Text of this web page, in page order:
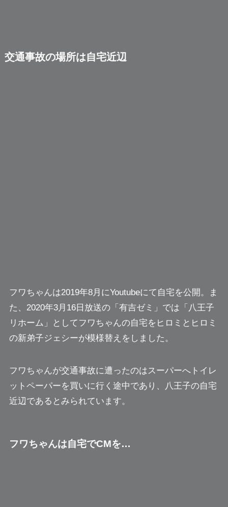
交通事故の場所は自宅近辺
フワちゃんは2019年8月にYoutubeにて自宅を公開。ま
た、2020年3月16日放送の「有吉ゼミ」では 「八王子
リホーム」
としてフワちゃんの自宅をヒロミとヒロミ
の新弟子ジェシーが模様替えをしました。
フワちゃんが交通事故に遭ったのはスーパーへトイレ
ットペーパーを買いに行く途中であり、八王子の自宅
近辺であるとみられています。
フワちゃんは自宅でCMを…